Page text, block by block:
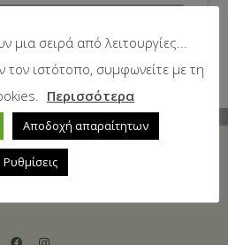
μια σειρά από λειτουργίες...
ιστότοπο, συμφωνείτε με τη
Περισσότερα
Αποδοχή απαραίτητων
Ρυθμίσεις